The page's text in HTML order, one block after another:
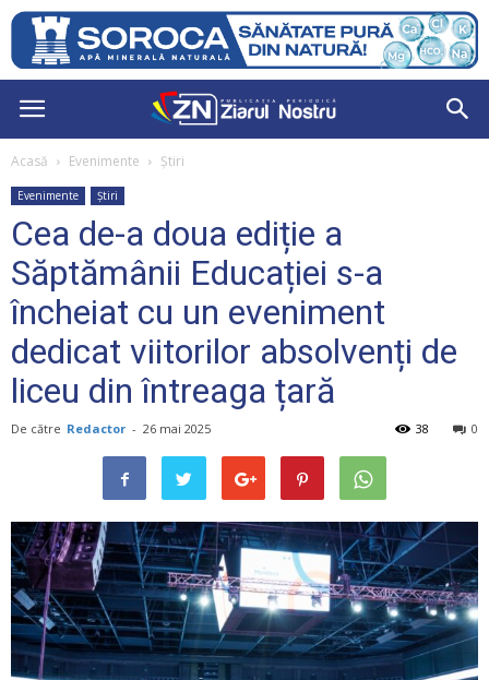
Acasă Evenimente Știri
Evenimente Știri
Cea de-a doua ediție a
Săptămânii Educației s-a
încheiat cu un eveniment
dedicat viitorilor absolvenți de
liceu din întreaga țară
De către Redactor - 26 mai 2025 0
38